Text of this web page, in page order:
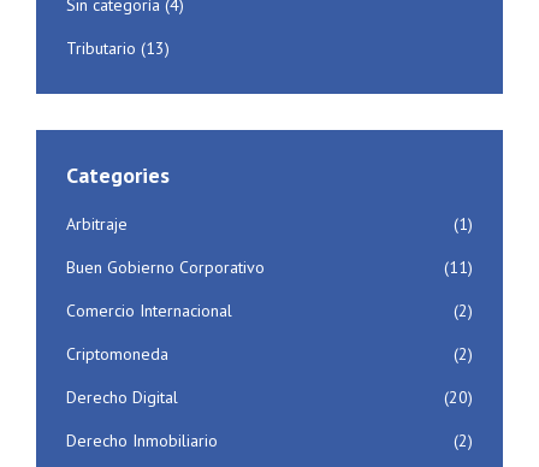
Sin categoría (4)
Tributario (13)
Categories
Arbitraje
(1)
Buen Gobierno Corporativo
(11)
Comercio Internacional
(2)
Criptomoneda
(2)
Derecho Digital
(20)
Derecho Inmobiliario
(2)